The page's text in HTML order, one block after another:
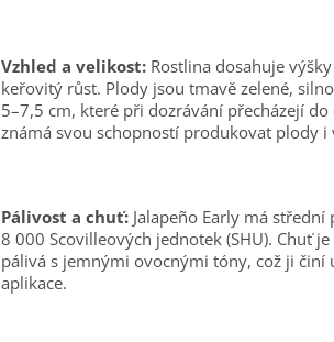
Vzhled a velikost: Rostlina dosahuje
keřovitý růst. Plody jsou tmavě zelené,
5–7,5 cm, které při dozrávání přecházejí
známá svou schopností produkovat plody
Pálivost a chuť: Jalapeño Early má
8 000 Scovilleových jednotek (SHU). Chuť
pálivá s jemnými ovocnými tóny, což ji
aplikace.